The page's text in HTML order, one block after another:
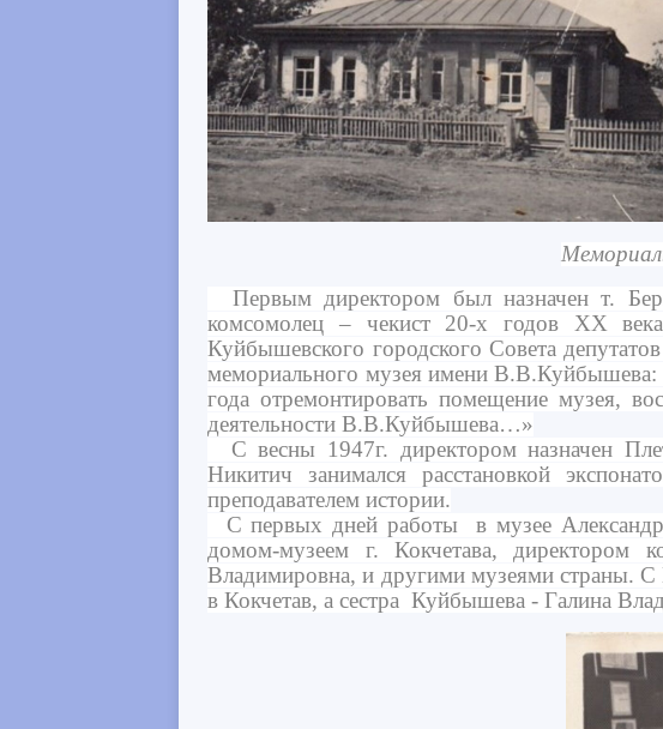
Первым директором был назначен т.
комсомолец – чекист 20-х годов ХХ
Куйбышевского городского Совета
мемориального музея имени
года отремонтировать помещение музея,
деятельности В.В.Куйбышева…»
С весны 1947г. директором назначен
Никитич занимался расстановкой
преподавателем истории.
С первых дней работы в музее
домом-музеем г. Кокчетава, директором
Владимировна, и другими музеями страны.
в Кокчетав, а сестра Куйбышева - Галина